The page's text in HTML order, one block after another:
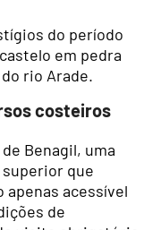
do período
em pedra
rio Arade.
costeiros
Benagil, uma
que
apenas acessível
de